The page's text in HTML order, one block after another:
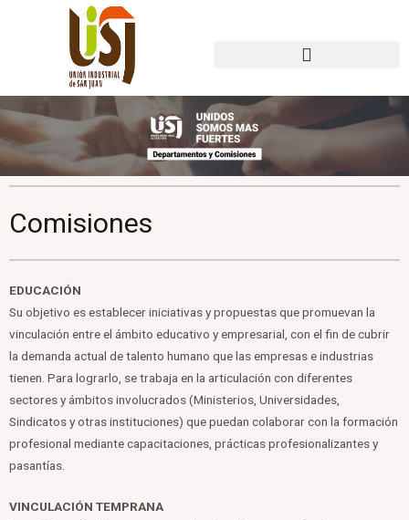
Comisiones
EDUCACIÓN
Su objetivo es establecer iniciativas y propuestas que promuevan la
vinculación entre el ámbito educativo y empresarial, con el fin de cubrir
la demanda actual de talento humano que las empresas e industrias
tienen. Para lograrlo, se trabaja en la articulación con diferentes
sectores y ámbitos involucrados (Ministerios, Universidades,
Sindicatos y otras instituciones) que puedan colaborar con la formación
profesional mediante capacitaciones, prácticas profesionalizantes y
pasantías.
VINCULACIÓN TEMPRANA